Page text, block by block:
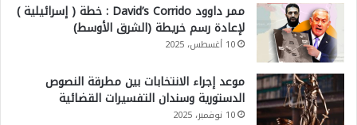
ممر داوود David’s Corrido : خطة ( إسرائيلية )
لإعادة رسم خريطة (الشرق الأوسط)
10 أغسطس، 2025
موعد إجراء الانتخابات بين مطرقة النصوص
الدستورية وسندان التفسيرات القضائية
10 نوفمبر، 2025